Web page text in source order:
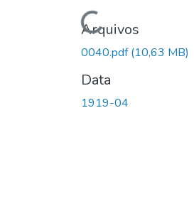
Carregando...
Arquivos
0040.pdf(10,63 MB)
Data
1919-04